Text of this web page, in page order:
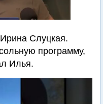
Слуцкая.
программу,
Илья.